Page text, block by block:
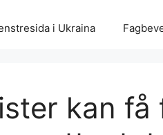
i Ukraina
kan få